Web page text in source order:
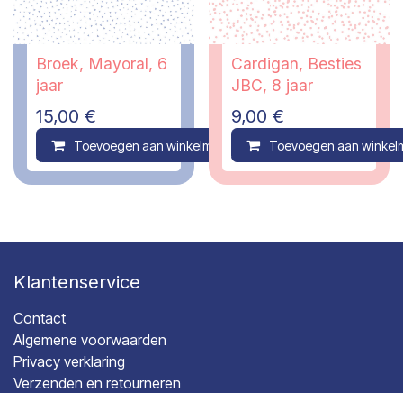
Broek, Mayoral, 6
jaar
15,00 €
Toevoegen aan winkelmandje Compare
Cardigan, Besties
JBC, 8 jaar
9,00 €
Toevoegen aan
Klantenservice
Contact
Algemene voorwaarden
Privacy verklaring
Verzenden en retourneren